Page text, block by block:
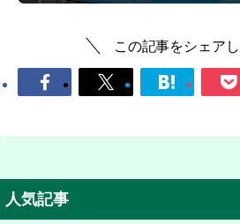
この記事をシェアし
人気記事